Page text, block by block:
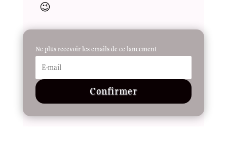
😉
Ne plus recevoir les emails de ce lancement
Confirmer